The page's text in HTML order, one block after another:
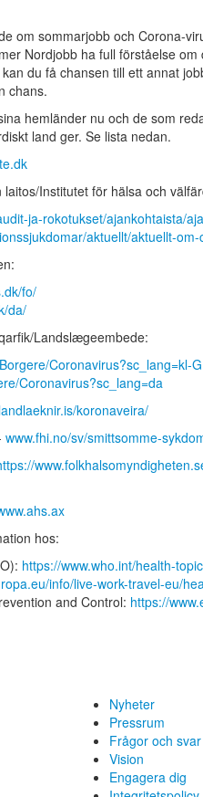
om sommarjobb och Corona-
Nordjobb ha full förståelse
du få chansen till ett annat
chans.
hemländer nu och de som
land ger. Se lista nedan.
Institutet för hälsa och
ja-rokotukset/ajankohtaista/
aktuellt/aktuellt-
fo/
da/
Landslægeembede:
Coronavirus?sc_lang=kl-
Coronavirus?sc_lang=da
koronaveira/
www.fhi.no/sv/smittsomme-
hos:
https://www.who.int/health-
info/live-work-travel-eu/
and Control: https://
Nyheter
Pressrum
Frågor och svar
Vision
Engagera dig